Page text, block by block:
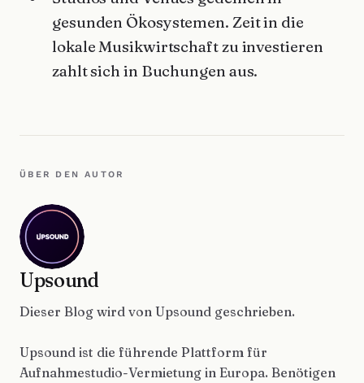
gesunden Ökosystemen. Zeit in die
lokale Musikwirtschaft zu investieren
zahlt sich in Buchungen aus.
ÜBER DEN AUTOR
Upsound
Dieser Blog wird von Upsound geschrieben.
Upsound ist die führende Plattform für
Aufnahmestudio-Vermietung in Europa. Benötigen